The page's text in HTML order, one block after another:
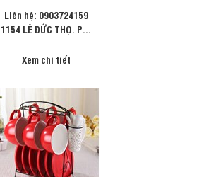
Liên hệ: 0903724159
1154 LÊ ĐỨC THỌ. P...
Xem chi tiết